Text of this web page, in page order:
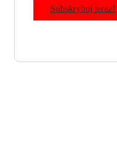
Subskrybuj teraz!